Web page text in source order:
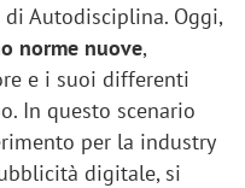
Autodisciplina. Oggi,
norme nuove,
e i suoi differenti
In questo scenario
per la industry
digitale, si